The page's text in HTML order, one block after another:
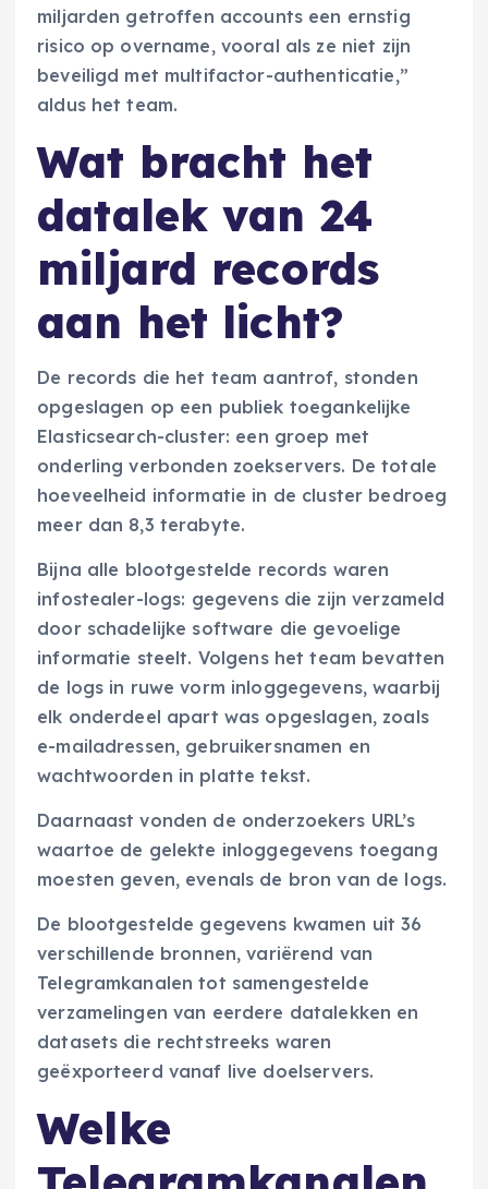
miljarden getroffen accounts een ernstig
risico op overname, vooral als ze niet zijn
beveiligd met multifactor-authenticatie,”
aldus het team.
Wat bracht het
datalek van 24
miljard records
aan het licht?
De records die het team aantrof, stonden
opgeslagen op een publiek toegankelijke
Elasticsearch-cluster: een groep met
onderling verbonden zoekservers. De totale
hoeveelheid informatie in de cluster bedroeg
meer dan 8,3 terabyte.
Bijna alle blootgestelde records waren
infostealer-logs: gegevens die zijn verzameld
door schadelijke software die gevoelige
informatie steelt. Volgens het team bevatten
de logs in ruwe vorm inloggegevens, waarbij
elk onderdeel apart was opgeslagen, zoals
e-mailadressen, gebruikersnamen en
wachtwoorden in platte tekst.
Daarnaast vonden de onderzoekers URL’s
waartoe de gelekte inloggegevens toegang
moesten geven, evenals de bron van de logs.
De blootgestelde gegevens kwamen uit 36
verschillende bronnen, variërend van
Telegramkanalen tot samengestelde
verzamelingen van eerdere datalekken en
datasets die rechtstreeks waren
geëxporteerd vanaf live doelservers.
Welke